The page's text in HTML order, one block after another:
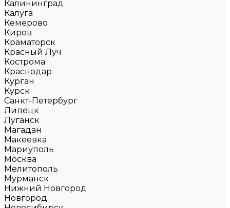
Калининград
Калуга
Кемерово
Киров
Краматорск
Красный Луч
Кострома
Краснодар
Курган
Курск
Санкт-Петербург
Липецк
Луганск
Магадан
Макеевка
Мариуполь
Москва
Мелитополь
Мурманск
Нижний Новгород
Новгород